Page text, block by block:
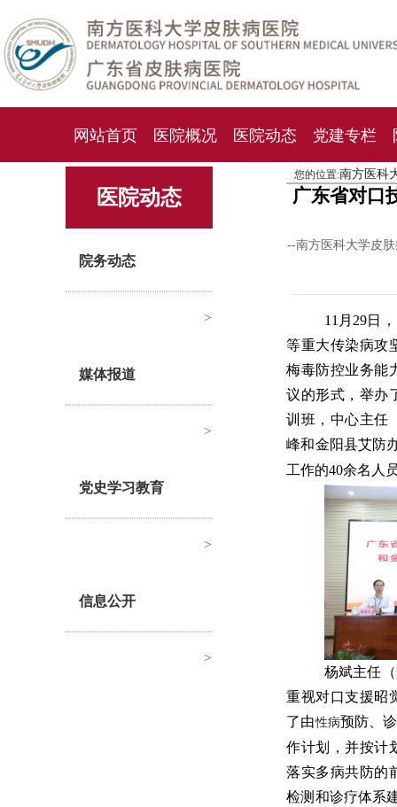
网站首页 医院概况 医院动态 党建专栏
化妆品检测中心 就诊指南 人才
医院动态
院务动态
>
媒体报道
>
党史学习教育
>
信息公开
>
您的位置:南方医科
广东省对口
--南方医科大学皮
11月29日
等重大传染病攻
梅毒防控业务能
议的形式，举办
训班，中心主任
峰和金阳县艾防
工作的40余名人
杨斌主任
重视对口支援昭
了由性病预防、
作计划，并按计
落实多病共防的
检测和诊疗体系